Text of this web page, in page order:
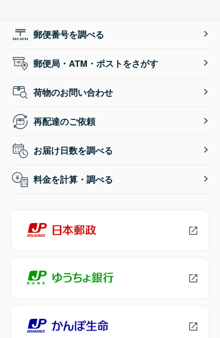
郵便番号を調べる
郵便局・ATM・ポストをさがす
荷物のお問い合わせ
再配達のご依頼
お届け日数を調べる
料金を計算・調べる